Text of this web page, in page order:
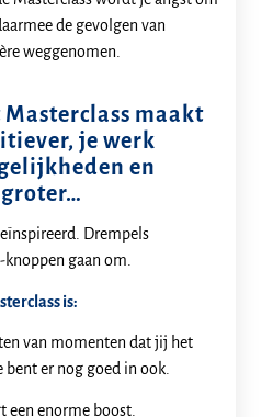
de gevolgen van
weggenomen.
Masterclass maakt
je werk
en
Drempels
gaan om.
is:
van momenten dat jij het
bent er nog goed in ook.
een enorme boost.